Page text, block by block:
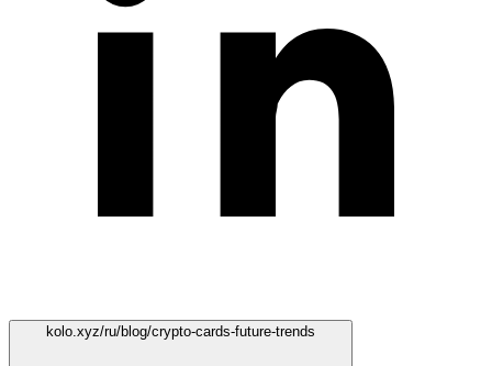
kolo.xyz/ru/blog/crypto-cards-future-trends